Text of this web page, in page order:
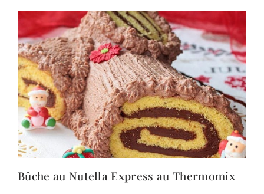
Bûche au Nutella Express au Thermomix